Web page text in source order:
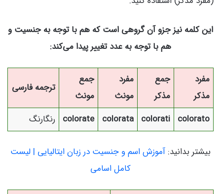
این کلمه نیز جزو آن گروهی است که هم با توجه به جنسیت و
هم با توجه به عدد تغییر پیدا می‌کند:
مفرد
مذکر
جمع
مذکر
مفرد
مونث
جمع
مونث
ترجمه فارسی
colorato
colorati
colorata
colorate رنگارنگ
بیشتر بدانید: آموزش اسم و جنسیت در زبان ایتالیایی | لیست
کامل اسامی